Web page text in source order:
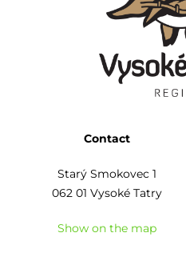
Contact
Starý Smokovec 1
062 01 Vysoké Tatry
Show on the map